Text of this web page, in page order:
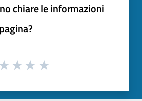
chiare le informazioni